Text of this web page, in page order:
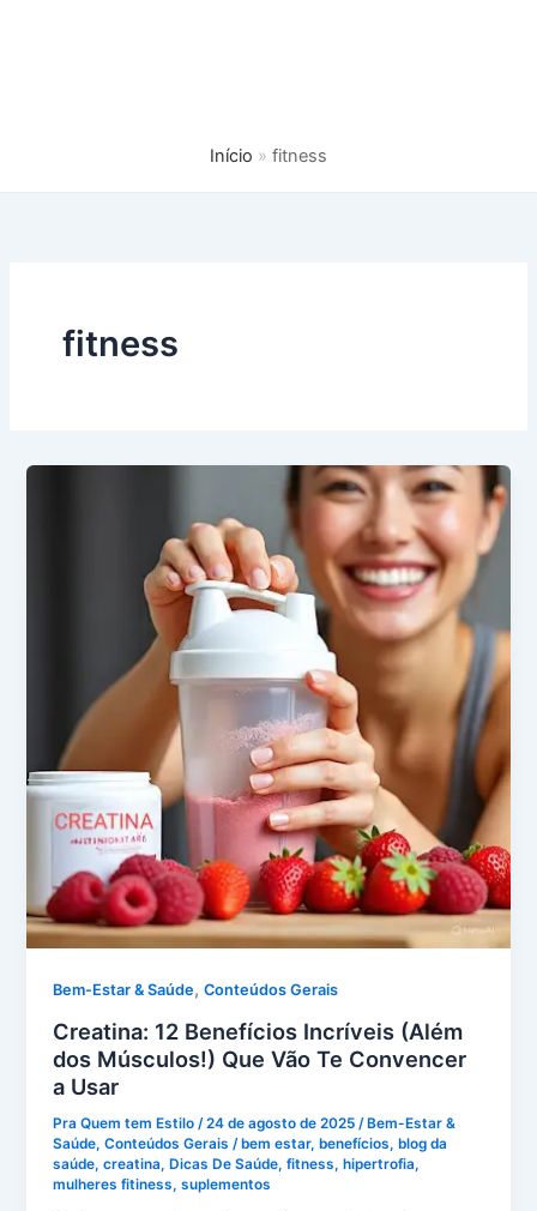
Início fitness
fitness
Bem-Estar & Saúde,Conteúdos Gerais
Creatina: 12 Benefícios Incríveis (Além
dos Músculos!) Que Vão Te Convencer
a Usar
Pra Quem tem Estilo /24 de agosto de 2025 /Bem-Estar &
Saúde,Conteúdos Gerais /bem estar,benefícios,blog da
saúde,creatina,Dicas De Saúde,fitness,hipertrofia,
mulheres fitiness,suplementos